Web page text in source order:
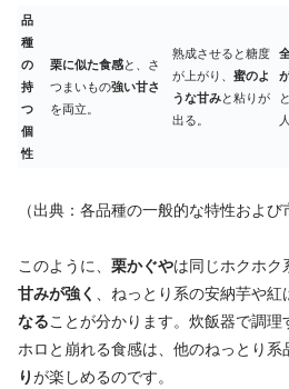
品
種
の
持
つ
個
性
栗に似た食感と、さ
つまいもの強い甘さ
を両立。
熟成させると糖度
が上がり、 蜜のよ
うな甘みと粘りが
出る。
（出典：各品種の一般的な特性および
このように、 栗かぐやは同じホクホク
甘みが強く
、ねっとり系の安納芋や紅
なることが分かります。炊飯器で調理
ホロと崩れる食感は、他のねっとり系
りが楽しめるのです。